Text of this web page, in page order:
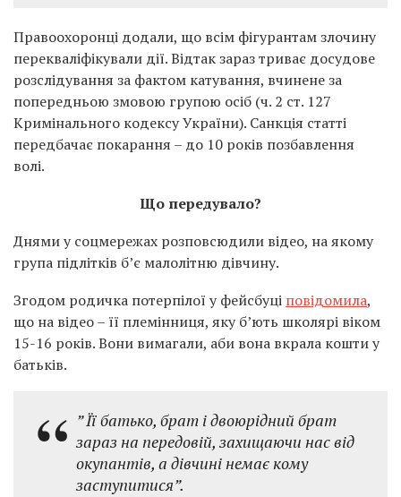
Правоохоронці додали, що всім фігурантам злочину
перекваліфікували дії. Відтак зараз триває досудове
розслідування за фактом катування, вчинене за
попередньою змовою групою осіб (ч. 2 ст. 127
Кримінального кодексу України). Санкція статті
передбачає покарання – до 10 років позбавлення
волі.
Що передувало?
Днями у соцмережах розповсюдили відео, на якому
група підлітків б’є малолітню дівчину.
Згодом родичка потерпілої у фейсбуці повідомила,
що на відео – її племінниця, яку б’ють школярі віком
15-16 років. Вони вимагали, аби вона вкрала кошти у
батьків.
” Її батько, брат і двоюрідний брат
зараз на передовій, захищаючи нас від
окупантів, а дівчині немає кому
заступитися”.